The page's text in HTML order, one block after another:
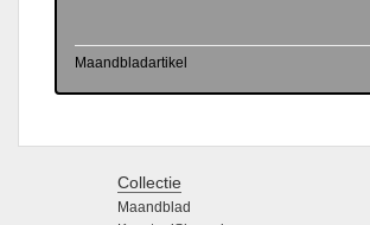
Maandbladartikel
Collectie
Maandblad